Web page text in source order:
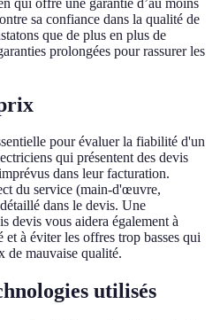
sa confiance dans la qualité de
que de plus en plus de
prolongées pour rassurer les
pour évaluer la fiabilité d'un
qui présentent des devis
dans leur facturation.
du service (main-d'œuvre,
dans le devis. Une
devis vous aidera également à
à éviter les offres trop basses qui
de mauvaise qualité.
utilisés